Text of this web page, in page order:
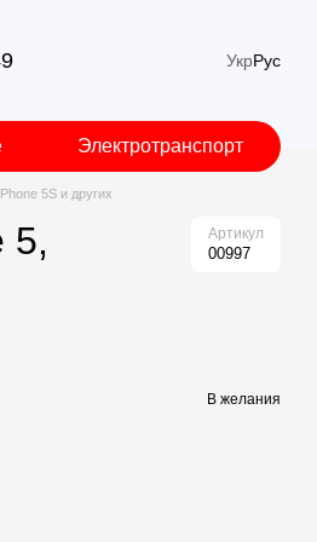
УкрРус
Электротранспорт
5S и других
5,
Артикул
00997
В желания